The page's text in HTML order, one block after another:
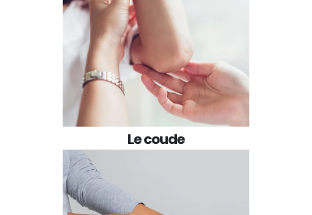
Le coude